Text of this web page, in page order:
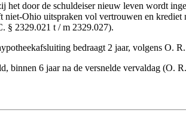
door de schuldeiser nieuw leven wordt
Ohio uitspraken vol vertrouwen en
§ 2329.021 t / m 2329.027).
bedraagt 2 jaar, volgens O.
binnen 6 jaar na de versnelde vervaldag (O.